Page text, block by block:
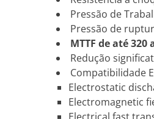
Pressão de
Pressão de
MTTF de até 320
Redução
Compatibilidade
Electrostatic
Electromagnetic